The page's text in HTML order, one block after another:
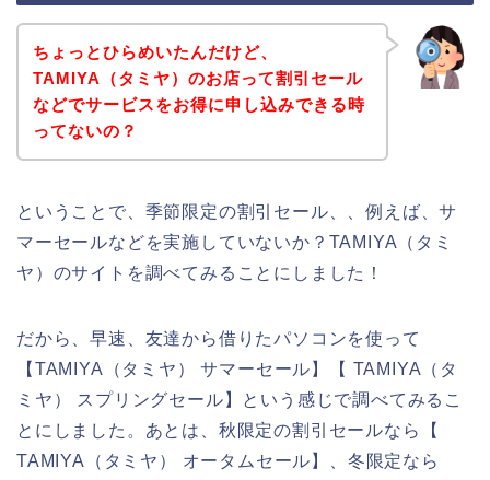
ちょっとひらめいたんだけど、
TAMIYA（タミヤ）のお店って割引セール
などでサービスをお得に申し込みできる時
ってないの？
ということで、季節限定の割引セール、、例えば、サ
マーセールなどを実施していないか？TAMIYA（タミ
ヤ）のサイトを調べてみることにしました！
だから、早速、友達から借りたパソコンを使って
【TAMIYA（タミヤ） サマーセール】【 TAMIYA（タ
ミヤ） スプリングセール】という感じで調べてみるこ
とにしました。あとは、秋限定の割引セールなら【
TAMIYA（タミヤ） オータムセール】、冬限定なら